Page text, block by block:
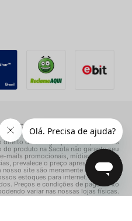
direito de corrigir quaisquer possíveis
produto na Sacola não garante seu
mails promocionais, mídias sociais e
prevalece o preço apresentado na
site são meramente ilustrativas.
estoques para internet. Vendas
Preços e condições de pagamento
variar nas nossas lojas físicas.